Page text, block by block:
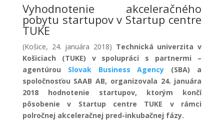
Vyhodnotenie akceleračného
pobytu startupov v Startup centre
TUKE
(Košice, 24. januára 2018) Technická univerzita v
Košiciach (TUKE) v spolupráci s partnermi –
agentúrou Slovak Business Agency (SBA) a
spoločnosťou SAAB AB, organizovala 24. januára
2018 hodnotenie startupov, ktorým končí
pôsobenie v Startup centre TUKE v rámci
polročnej akceleračnej pred-inkubačnej fázy.